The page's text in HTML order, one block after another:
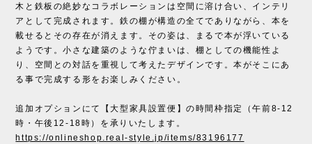
木と鉄板の絶妙なコラボレーションは空間に溶け合い、インテリ
アとして完成されます。鉄の棚が構造の全てでありながら、本を
載せるとその存在が消えます。その姿は、まるで本が浮いている
ようです。小さな建築のような佇まいは、棚としての機能性よ
り、空間との対話を重視して考えたデザインです。本がそこにあ
る事で完成する形をお楽しみください。
追加オプションにて【大型家具設置便】の時間枠指定（午前8-12
時・午後12-18時）を承りいたします。
https://onlineshop.real-style.jp/items/83196177